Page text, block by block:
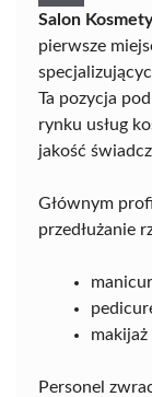
Salon
pierwsze
Ta pozycja
rynku usług
jakość
Głównym
przedłużanie
Personel